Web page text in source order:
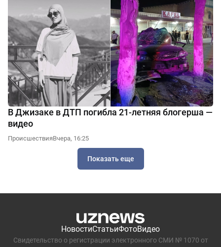
В Джизаке в ДТП погибла 21-летняя блогерша —
видео
ПроисшествияВчера, 16:25
Показать еще
НовостиСтатьиФотоВидео
Свидетельство о регистрации электронного СМИ № 1070 от